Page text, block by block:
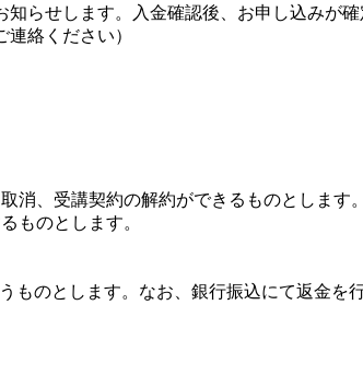
らせします。入金確認後、お申し込みが確
絡ください）
消、受講契約の解約ができるものとします。
ものとします。
のとします。なお、銀行振込にて返金を